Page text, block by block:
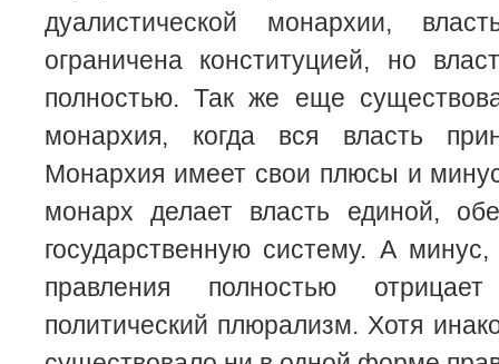
дуалистической монархии,
ограничена конституцией, но
полностью. Так же еще
монархия, когда вся власть
Монархия имеет свои плюсы и
монарх делает власть единой,
государственную систему. А
правления полностью
политический плюрализм. Хотя